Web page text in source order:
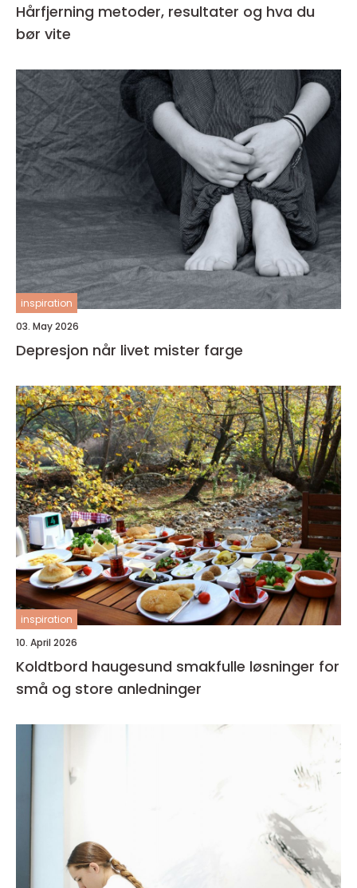
Hårfjerning metoder, resultater og hva du
bør vite
inspiration
03. May 2026
Depresjon når livet mister farge
inspiration
10. April 2026
Koldtbord haugesund smakfulle løsninger for
små og store anledninger